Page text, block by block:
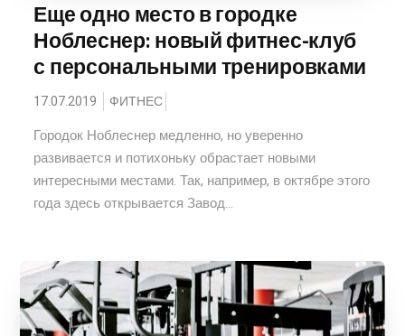
Еще одно место в городке
Ноблеснер: новый фитнес-клуб
с персональными тренировками
17.07.2019 ФИТНЕС
Городок Ноблеснер медленно, но уверенно
развивается и потихоньку обрастает новыми
интересными местами. Так, например, в октябре этого
года здесь открывается Завод...